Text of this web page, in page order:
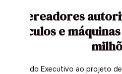
Vereadores
veículos e
Veto do Executivo ao projeto